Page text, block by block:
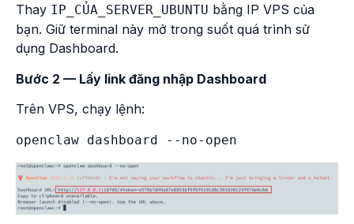
Thay IP_CỦA_SERVER_UBUNTU bằng IP VPS của
bạn. Giữ terminal này mở trong suốt quá trình sử
dụng Dashboard.
Bước 2 — Lấy link đăng nhập Dashboard
Trên VPS, chạy lệnh: